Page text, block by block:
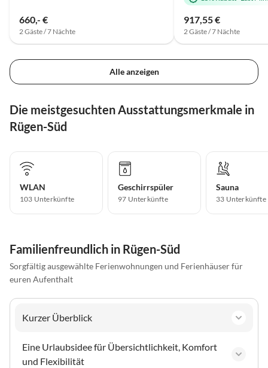
660,- €
2 Gäste / 7 Nächte
917,55 €
2 Gäste / 7 Nächte
Alle anzeigen
Die meistgesuchten Ausstattungsmerkmale in
Rügen-Süd
WLAN
103 Unterkünfte
Geschirrspüler
97 Unterkünfte
Sauna
33 Unterkünfte
Familienfreundlich in Rügen-Süd
Sorgfältig ausgewählte Ferienwohnungen und Ferienhäuser für
euren Aufenthalt
Kurzer Überblick
Eine Urlaubsidee für Übersichtlichkeit, Komfort
und Flexibilität